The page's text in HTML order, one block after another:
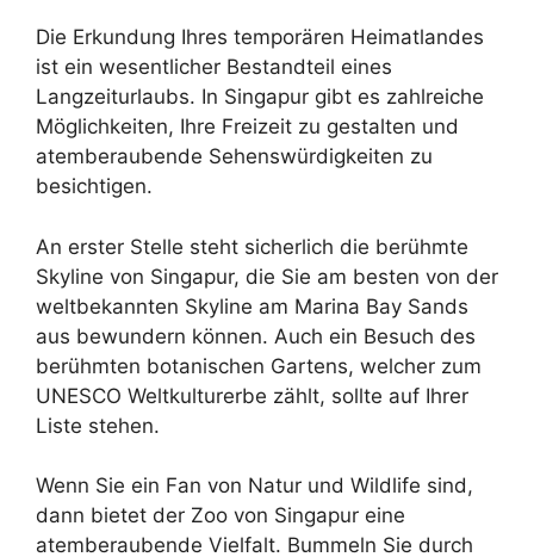
Die Erkundung Ihres temporären Heimatlandes
ist ein wesentlicher Bestandteil eines
Langzeiturlaubs. In Singapur gibt es zahlreiche
Möglichkeiten, Ihre Freizeit zu gestalten und
atemberaubende Sehenswürdigkeiten zu
besichtigen.
An erster Stelle steht sicherlich die berühmte
Skyline von Singapur, die Sie am besten von der
weltbekannten Skyline am Marina Bay Sands
aus bewundern können. Auch ein Besuch des
berühmten botanischen Gartens, welcher zum
UNESCO Weltkulturerbe zählt, sollte auf Ihrer
Liste stehen.
Wenn Sie ein Fan von Natur und Wildlife sind,
dann bietet der Zoo von Singapur eine
atemberaubende Vielfalt. Bummeln Sie durch